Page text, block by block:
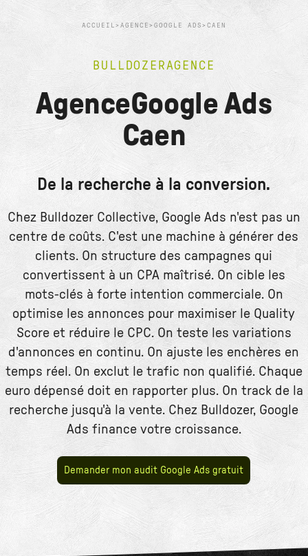
ACCUEIL > AGENCE > GOOGLE ADS > CAEN
BULLDOZERAGENCE
AgenceGoogle Ads
Caen
De la recherche à la conversion.
Chez Bulldozer Collective, Google Ads n'est pas un
centre de coûts. C'est une machine à générer des
clients. On structure des campagnes qui
convertissent à un CPA maîtrisé. On cible les
mots-clés à forte intention commerciale. On
optimise les annonces pour maximiser le Quality
Score et réduire le CPC. On teste les variations
d'annonces en continu. On ajuste les enchères en
temps réel. On exclut le trafic non qualifié. Chaque
euro dépensé doit en rapporter plus. On track de la
recherche jusqu'à la vente. Chez Bulldozer, Google
Ads finance votre croissance.
Demander mon audit Google Ads gratuit